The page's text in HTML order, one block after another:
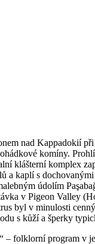
nad Kappadokií
komíny.
klášterní komplex
a kaplí s
údolím
v Pigeon Valley
byl v minulosti
s kůží a šperky
– folklorní program v